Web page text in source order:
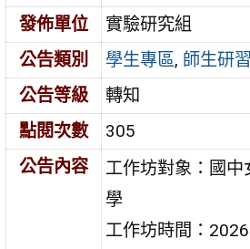
發佈單位
實驗研究組
公告類別
學生專區, 師生研
公告等級
轉知
點閱次數
305
公告內容
工作坊對象：國中
學
工作坊時間：